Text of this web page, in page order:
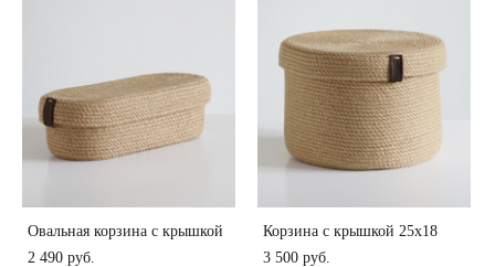
Овальная корзина с крышкой
2 490 pуб.
Корзина с крышкой 25х18
3 500 pуб.